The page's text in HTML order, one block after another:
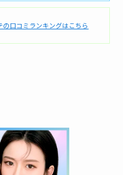
口コミランキングはこちら